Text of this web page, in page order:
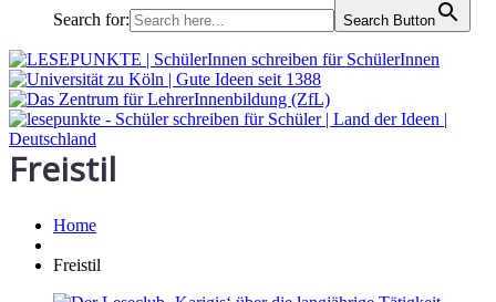
Search for: Search Button
Freistil
Home
Freistil